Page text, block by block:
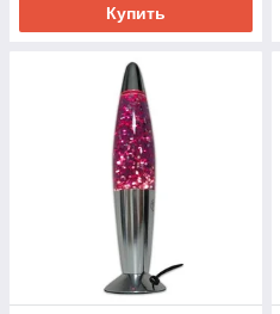
Купить